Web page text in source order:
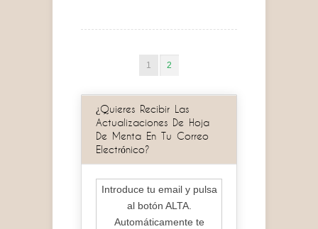
1 2
¿Quieres Recibir Las
Actualizaciones De Hoja
De Menta En Tu Correo
Electrónico?
Introduce tu email y pulsa
al botón ALTA.
Automáticamente te